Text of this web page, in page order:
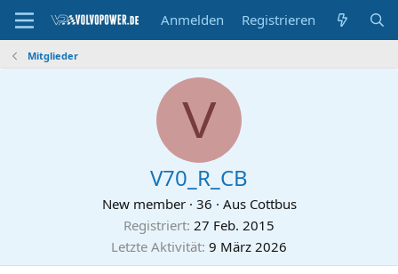
Anmelden Registrieren
Mitglieder
V
V70_R_CB
New member · 36 · Aus Cottbus
Registriert 27 Feb. 2015
Letzte Aktivität 9 März 2026